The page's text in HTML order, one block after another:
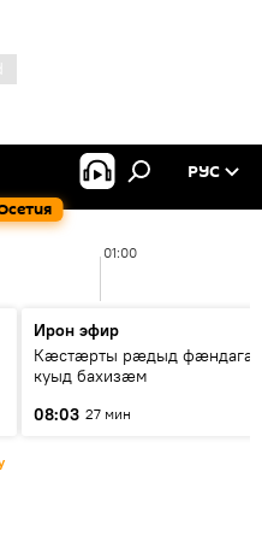
РУС
01:00
Ирон эфир
Кæстæрты рæдыд
куыд бахизæм
08:03 27 мин